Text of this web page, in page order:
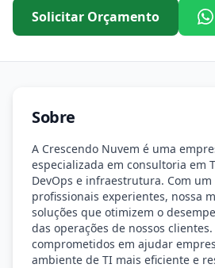
Solicitar Orçamento
Sobre
A Crescendo Nuvem é uma
especializada em consultoria em
DevOps e infraestrutura. Com
profissionais experientes, nossa
soluções que otimizem o
das operações de nossos clientes.
comprometidos em ajudar
ambiente de TI mais eficiente e